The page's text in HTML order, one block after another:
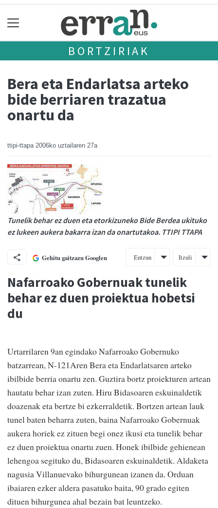
BORTZIRIAK
Bera eta Endarlatsa arteko
bide berriaren trazatua
onartu da
ttipi-ttapa 2006ko uztailaren 27a
Tunelik behar ez duen eta etorkizuneko Bide Berdea ukituko
ez lukeen aukera bakarra izan da onartutakoa. TTIPI TTAPA
Gehitu gaitzazu Googlen Entzun Itzuli
Nafarroako Gobernuak tunelik
behar ez duen proiektua hobetsi
du
Urtarrilaren 9an egindako Nafarroako Gobernuko
batzarrean, N-121Aren Bera eta Endarlatsaren arteko
ibilbide berria onartu zen. Guztira bortz proiekturen artean
hautatu behar izan zuten. Hiru Bidasoaren eskuinaldetik
doazenak eta bertze bi ezkerraldetik. Bortzen artean lauk
tunel baten beharra zuten, baina Nafarroako Gobernuak
aukera horiek ez zituen begi onez ikusi eta tunelik behar
ez duen proiektua onartu zuen. Honek ibilbide gehienean
lehengoa segituko du, Bidasoaren eskuinaldetik. Aldaketa
nagusia Villanuevako bihurgunean izanen da. Orduan
ibaiaren ezker aldera pasatuko baita, 90 grado egiten
dituen bihurgunea ahal bezain bat leuntzeko.